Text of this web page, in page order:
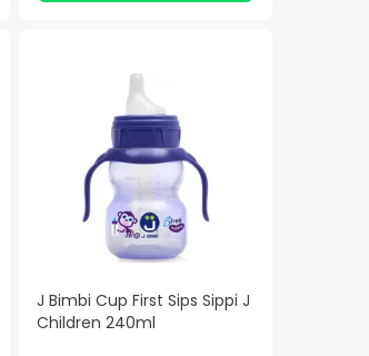
J Bimbi Cup First Sips Sippi J
Children 240ml